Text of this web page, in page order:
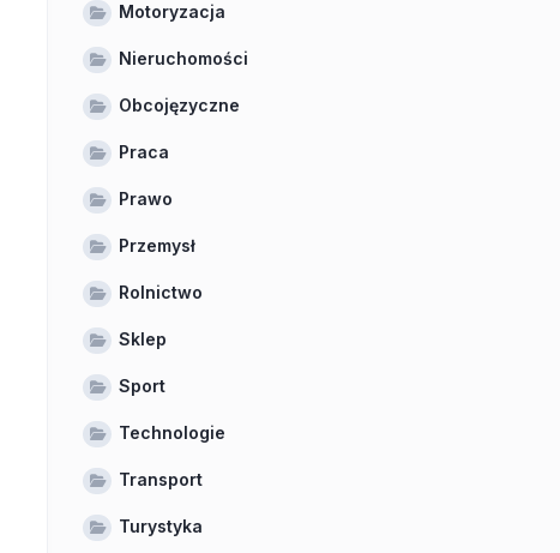
Motoryzacja
Nieruchomości
Obcojęzyczne
Praca
Prawo
Przemysł
Rolnictwo
Sklep
Sport
Technologie
Transport
Turystyka